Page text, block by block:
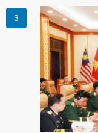
đổi về định
Nông nghiệp
hướng tới thúc
và mở rộng